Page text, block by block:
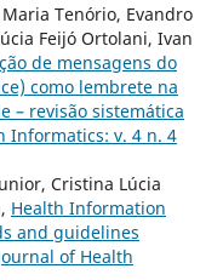
Tenório, Evandro
Feijó Ortolani, Ivan
de mensagens do
como lembrete na
– revisão sistemática
Informatics: v. 4 n. 4
Cristina Lúcia
Health Information
and guidelines
of Health